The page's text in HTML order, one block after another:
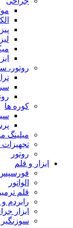
روتور،
کوره ها
میلینگ
روتور
ابزار و قلم
الواتور
قلم
رابردم
ابزار